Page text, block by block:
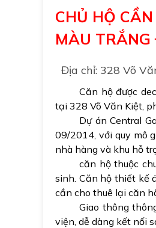
CHỦ HỘ
MÀU TRẮNG
Địa chỉ: 328 Võ
Căn hộ được
tại 328 Võ Văn Kiệt,
Dự án Central
09/2014, với quy mô
nhà hàng và khu hỗ
căn hộ thuộc
sinh. Căn hộ thiết kế
cần cho thuê lại căn
Giao thông
viện, dễ dàng kết nối